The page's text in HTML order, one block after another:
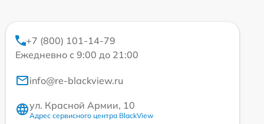
+7 (800) 101-14-79
Ежедневно с 9:00 до 21:00
info@re-blackview.ru
ул. Красной Армии, 10
Адрес сервисного центра BlackView